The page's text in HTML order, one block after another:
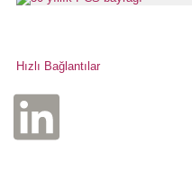
Hızlı Bağlantılar